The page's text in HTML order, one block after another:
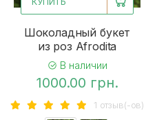
Шоколадный букет
из роз Afrodita
В наличии
1000.00 грн.
1 отзыв(-ов)